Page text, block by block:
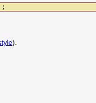
;
).